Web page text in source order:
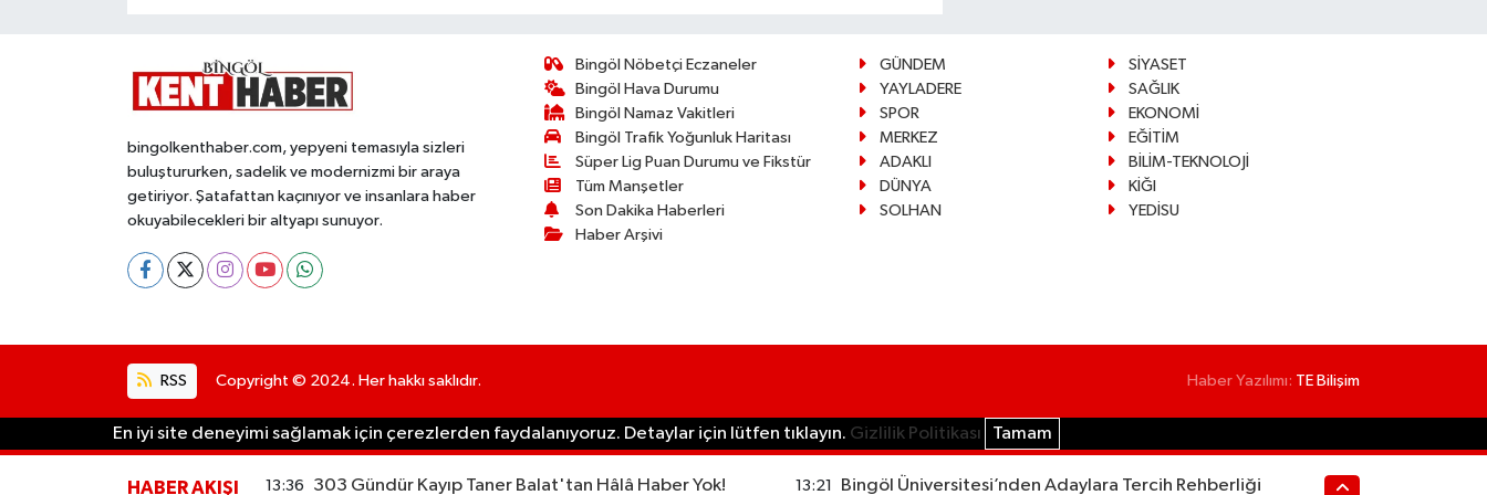
bingolkenthaber.com, yepyeni temasıyla sizleri
buluştururken, sadelik ve modernizmi bir araya
getiriyor. Şatafattan kaçınıyor ve insanlara haber
okuyabilecekleri bir altyapı sunuyor.
Bingöl Nöbetçi Eczaneler
Bingöl Hava Durumu
Bingöl Namaz Vakitleri
Bingöl Trafik Yoğunluk Haritası
Süper Lig Puan Durumu ve Fikstür
Tüm Manşetler
Son Dakika Haberleri
Haber Arşivi
GÜNDEM
SİYASET
YAYLADERE
SAĞLIK
SPOR
EKONOMİ
MERKEZ
EĞİTİM
ADAKLI
BİLİM-TEKNOLOJİ
DÜNYA
KİĞI
SOLHAN
YEDİSU
RSS Copyright © 2024. Her hakkı saklıdır. Haber Yazılımı: TE Bilişim
En iyi site deneyimi sağlamak için çerezlerden faydalanıyoruz. Detaylar için lütfen tıklayın. Gizlilik Politikası Tamam
HABER AKIŞI 13:36 303 Gündür Kayıp Taner Balat'tan Hâlâ Haber Yok! 13:21 Bingöl Üniversitesi’nden Adaylara Tercih Rehberliği